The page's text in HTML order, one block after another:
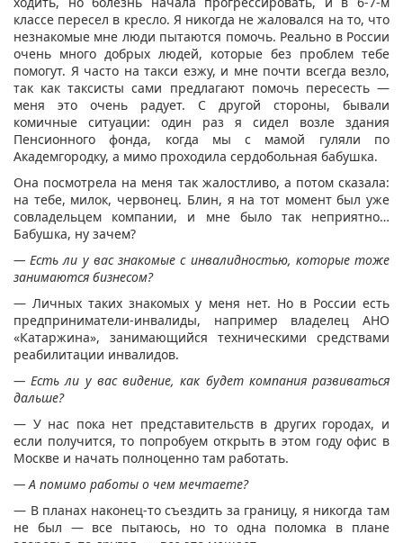
классе пересел в кресло. Я никогда не жаловался на то, что
незнакомые мне люди пытаются помочь. Реально в России
очень много добрых людей, которые без проблем тебе
помогут. Я часто на такси езжу, и мне почти всегда везло,
так как таксисты сами предлагают помочь пересесть —
меня это очень радует. С другой стороны, бывали
комичные ситуации: один раз я сидел возле здания
Пенсионного фонда, когда мы с мамой гуляли по
Академгородку, а мимо проходила сердобольная бабушка.
Она посмотрела на меня так жалостливо, а потом сказала:
на тебе, милок, червонец. Блин, я на тот момент был уже
совладельцем компании, и мне было так неприятно…
Бабушка, ну зачем?
— Есть ли у вас знакомые с инвалидностью, которые тоже
занимаются бизнесом?
— Личных таких знакомых у меня нет. Но в России есть
предприниматели-инвалиды, например владелец АНО
«Катаржина», занимающийся техническими средствами
реабилитации инвалидов.
— Есть ли у вас видение, как будет компания развиваться
дальше?
— У нас пока нет представительств в других городах, и
если получится, то попробуем открыть в этом году офис в
Москве и начать полноценно там работать.
— А помимо работы о чем мечтаете?
— В планах наконец-то съездить за границу, я никогда там
не был — все пытаюсь, но то одна поломка в плане